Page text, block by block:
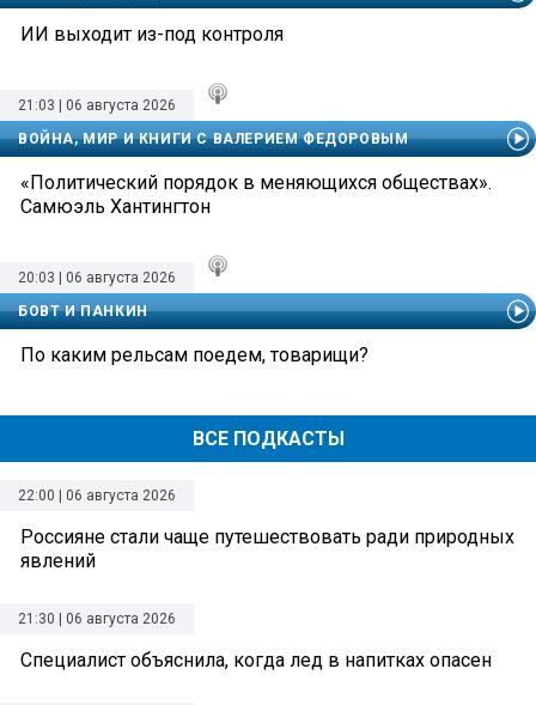
ВСЕ ПОДКАСТЫ
ИИ выходит из-под контроля
21:03 | 06 августа 2026
ВОЙНА, МИР И КНИГИ С ВАЛЕРИЕМ ФЕДОРОВЫМ
«Политический порядок в меняющихся обществах».
Самюэль Хантингтон
20:03 | 06 августа 2026
БОВТ И ПАНКИН
По каким рельсам поедем, товарищи?
22:00 | 06 августа 2026
Россияне стали чаще путешествовать ради природных
явлений
21:30 | 06 августа 2026
Специалист объяснила, когда лед в напитках опасен